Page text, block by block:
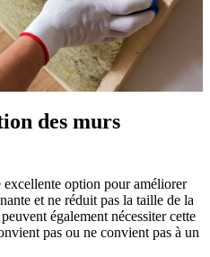
des murs
excellente option pour améliorer
et ne réduit pas la taille de la
également nécessiter cette
pas ou ne convient pas à un